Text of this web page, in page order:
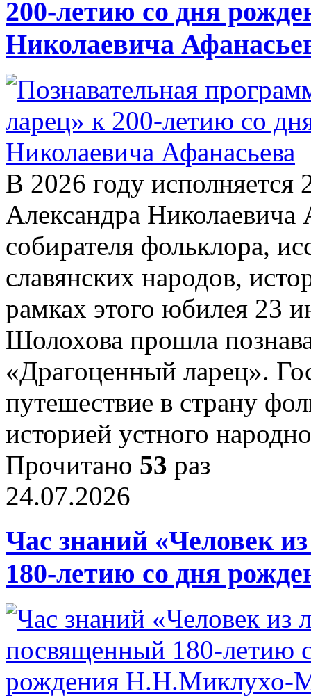
200-летию со дня
Николаевича
В 2026 году исполняется
Александра
собирателя фольклора,
славянских народов,
рамках этого юбилея 23
Шолохова прошла
«Драгоценный ларец».
путешествие в страну
историей устного
Прочитано 53 раз
24.07.2026
Час знаний «Человек
180-летию со дня